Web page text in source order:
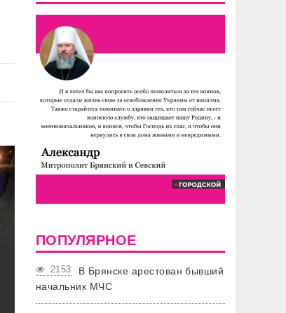
ПОПУЛЯРНОЕ
2153
В Брянске арестован бывший
начальник МЧС